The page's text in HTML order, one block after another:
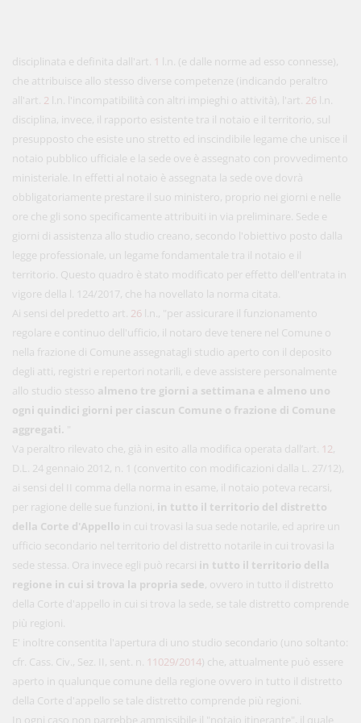
disciplinata e definita dall'art. 1 l.n. (e dalle norme ad esso connesse),
che attribuisce allo stesso diverse competenze (indicando peraltro
all'art. 2 l.n. l'incompatibilità con altri impieghi o attività), l'art. 26 l.n.
disciplina, invece, il rapporto esistente tra il notaio e il territorio, sul
presupposto che esiste uno stretto ed inscindibile legame che unisce il
notaio pubblico ufficiale e la sede ove è assegnato con provvedimento
ministeriale. In effetti al notaio è assegnata la sede ove dovrà
obbligatoriamente prestare il suo ministero, proprio nei giorni e nelle
ore che gli sono specificamente attribuiti in via preliminare. Sede e
giorni di assistenza allo studio creano, secondo l'obiettivo posto dalla
legge professionale, un legame fondamentale tra il notaio e il
territorio. Questo quadro è stato modificato per effetto dell'entrata in
vigore della l. 124/2017, che ha novellato la norma citata.
Ai sensi del predetto art. 26 l.n., "per assicurare il funzionamento
regolare e continuo dell'ufficio, il notaro deve tenere nel Comune o
nella frazione di Comune assegnatagli studio aperto con il deposito
degli atti, registri e repertori notarili, e deve assistere personalmente
allo studio stesso almeno tre giorni a settimana e almeno uno
ogni quindici giorni per ciascun Comune o frazione di Comune
aggregati. "
Va peraltro rilevato che, già in esito alla modifica operata dall’art. 12,
D.L. 24 gennaio 2012, n. 1 (convertito con modificazioni dalla L. 27/12),
ai sensi del II comma della norma in esame, il notaio poteva recarsi,
per ragione delle sue funzioni, in tutto il territorio del distretto
della Corte d'Appello in cui trovasi la sua sede notarile, ed aprire un
ufficio secondario nel territorio del distretto notarile in cui trovasi la
sede stessa. Ora invece egli può recarsi in tutto il territorio della
regione in cui si trova la propria sede, ovvero in tutto il distretto
della Corte d'appello in cui si trova la sede, se tale distretto comprende
più regioni.
E' inoltre consentita l'apertura di uno studio secondario (uno soltanto:
cfr. Cass. Civ., Sez. II, sent. n. 11029/2014) che, attualmente può essere
aperto in qualunque comune della regione ovvero in tutto il distretto
della Corte d'appello se tale distretto comprende più regioni.
In ogni caso non parrebbe ammissibile il "notaio itinerante", il quale